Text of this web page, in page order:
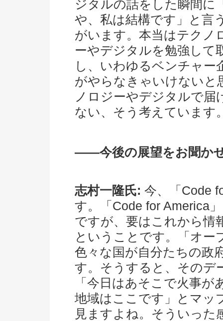
ジタルの話をした瞬間に
や、私は結構です」と言
がいます。本当はテクノ
ーやデジタルを勉強して
し、いわゆるベンチャ
がやらなきゃいけないと
ノロジーやデジタルで
ない、そう考えています
――今後の展望をお聞か
志村一隆氏: 今、「Code
す。「Code for America
ですが、要はこれから情
ということです。「オー
色々な国が自分たちの政
す。そうすると、そのデ
「今日はあそこで火事
地域はここです」とマッ
見ますよね。そういった